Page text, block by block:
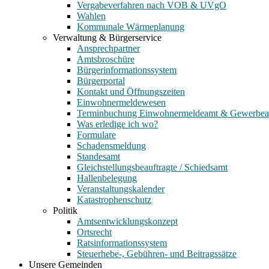
Vergabeverfahren nach VOB & UVgO
Wahlen
Kommunale Wärmeplanung
Verwaltung & Bürgerservice
Ansprechpartner
Amtsbroschüre
Bürgerinformationssystem
Bürgerportal
Kontakt und Öffnungszeiten
Einwohnermeldewesen
Terminbuchung Einwohnermeldeamt &
Was erledige ich wo?
Formulare
Schadensmeldung
Standesamt
Gleichstellungsbeauftragte / Schiedsamt
Hallenbelegung
Veranstaltungskalender
Katastrophenschutz
Politik
Amtsentwicklungskonzept
Ortsrecht
Ratsinformationssystem
Steuerhebe-, Gebühren- und Beitragssätze
Unsere Gemeinden